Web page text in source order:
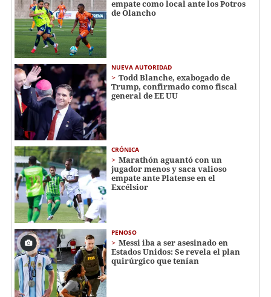
empate como local ante los Potros
de Olancho
NUEVA AUTORIDAD
Todd Blanche, exabogado de
Trump, confirmado como fiscal
general de EE UU
CRÓNICA
Marathón aguantó con un
jugador menos y saca valioso
empate ante Platense en el
Excélsior
PENOSO
Messi iba a ser asesinado en
Estados Unidos: Se revela el plan
quirúrgico que tenían